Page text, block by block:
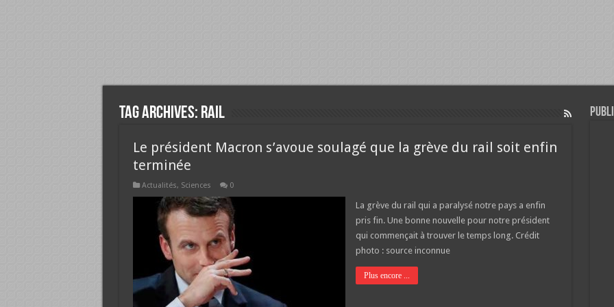
Tag Archives: rail
Le président Macron s’avoue soulagé que la grève du rail soit enfin
terminée
Actualités, Sciences 0
La grève du rail qui a paralysé notre pays a enfin
pris fin. Une bonne nouvelle pour notre président
qui commençait à trouver le temps long. Crédit
photo : source inconnue
Plus encore ...